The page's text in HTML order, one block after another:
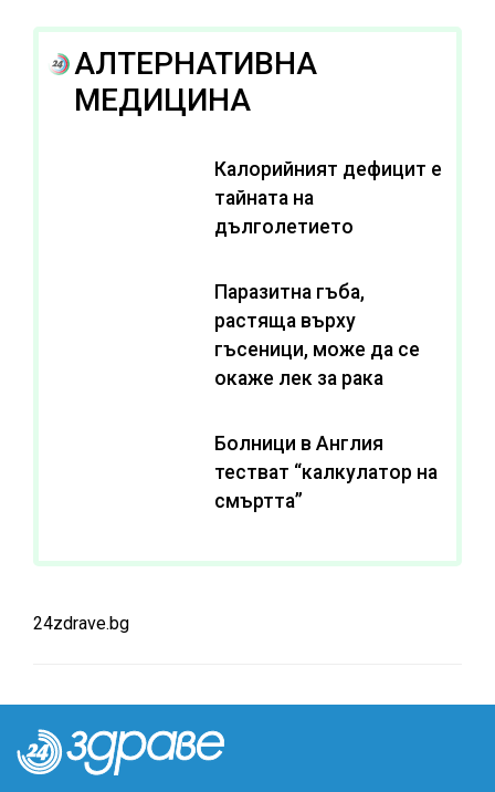
АЛТЕРНАТИВНА
МЕДИЦИНА
Калорийният дефицит е
тайната на
дълголетието
Паразитна гъба,
растяща върху
гъсеници, може да се
окаже лек за рака
Болници в Англия
тестват “калкулатор на
смъртта”
24zdrave.bg